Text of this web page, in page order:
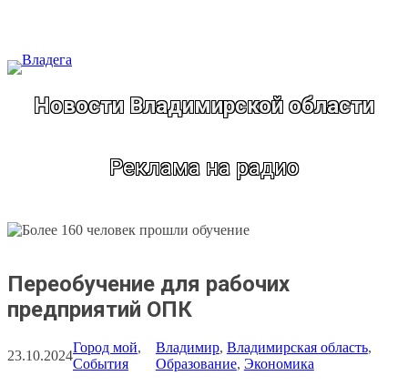
Новости Владимирской области
Реклама на радио
Переобучение для рабочих
предприятий ОПК
23.10.2024
Город мой
События
Владимир, Владимирская область
Образование, Экономика